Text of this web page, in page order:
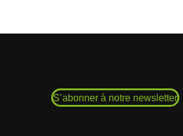
S’abonner à notre newsletter